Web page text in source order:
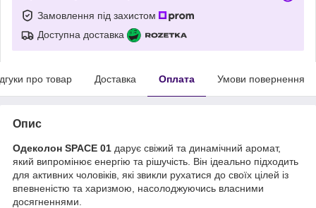
Замовлення під захистом
Доступна доставка
про товар Доставка Оплата Умови повернення
Опис
Одеколон SPACE 01 дарує свіжий та динамічний аромат,
який випромінює енергію та рішучість. Він ідеально підходить
для активних чоловіків, які звикли рухатися до своїх цілей із
впевненістю та харизмою, насолоджуючись власними
досягненнями.